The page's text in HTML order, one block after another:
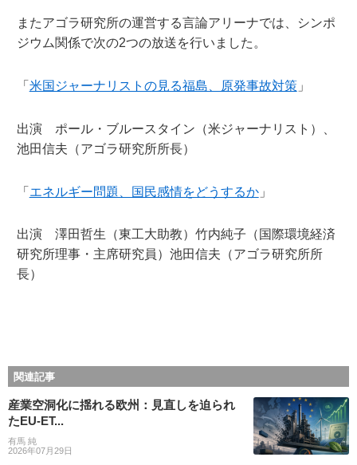
またアゴラ研究所の運営する言論アリーナでは、シンポ
ジウム関係で次の2つの放送を行いました。
「 米国ジャーナリストの見る福島、原発事故対策」
出演 ポール・ブルースタイン（米ジャーナリスト）、
池田信夫（アゴラ研究所所長）
「 エネルギー問題、国民感情をどうするか」
出演 澤田哲生（東工大助教）竹内純子（国際環境経済
研究所理事・主席研究員）池田信夫（アゴラ研究所所
長）
関連記事
産業空洞化に揺れる欧州：見直しを迫られ
たEU-ET...
有馬 純
2026年07月29日